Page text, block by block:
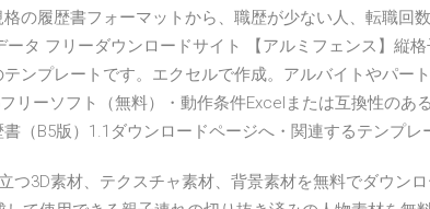
の履歴書フォーマットから、職歴が少ない人、転職回
ータ フリーダウンロードサイト 【アルミフェンス】縦
テンプレートです。エクセルで作成。アルバイトやパー
リーソフト（無料）・動作条件Excelまたは互換性のあ
（B5版）1.1ダウンロードページへ・関連するテンプレ
つ3D素材、テクスチャ素材、背景素材を無料でダウン